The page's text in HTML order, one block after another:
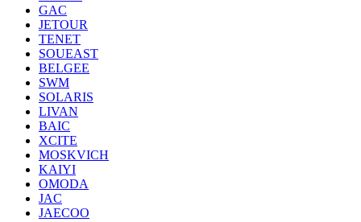
GAC
JETOUR
TENET
SOUEAST
BELGEE
SWM
SOLARIS
LIVAN
BAIC
XCITE
MOSKVICH
KAIYI
OMODA
JAC
JAECOO